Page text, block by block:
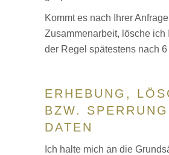
Kommt es nach Ihrer
Zusammenarbeit, lösche ich
der Regel spätestens nach 6
ERHEBUNG,
BZW.
DATEN
Ich halte mich an die